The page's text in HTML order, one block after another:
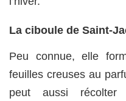
La ciboule de Saint-
Peu connue, elle
feuilles creuses au
peut aussi